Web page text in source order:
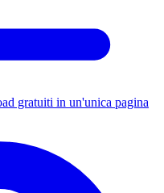
gratuiti in un'unica pagina